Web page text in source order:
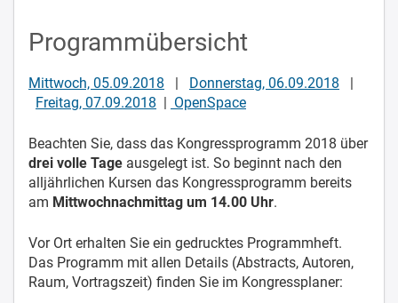
Programmübersicht
Mittwoch, 05.09.2018 | Donnerstag, 06.09.2018 |
Freitag, 07.09.2018 | OpenSpace
Beachten Sie, dass das Kongressprogramm 2018 über
drei volle Tage ausgelegt ist. So beginnt nach den
alljährlichen Kursen das Kongressprogramm bereits
am Mittwochnachmittag um 14.00 Uhr.
Vor Ort erhalten Sie ein gedrucktes Programmheft.
Das Programm mit allen Details (Abstracts, Autoren,
Raum, Vortragszeit) finden Sie im Kongressplaner: